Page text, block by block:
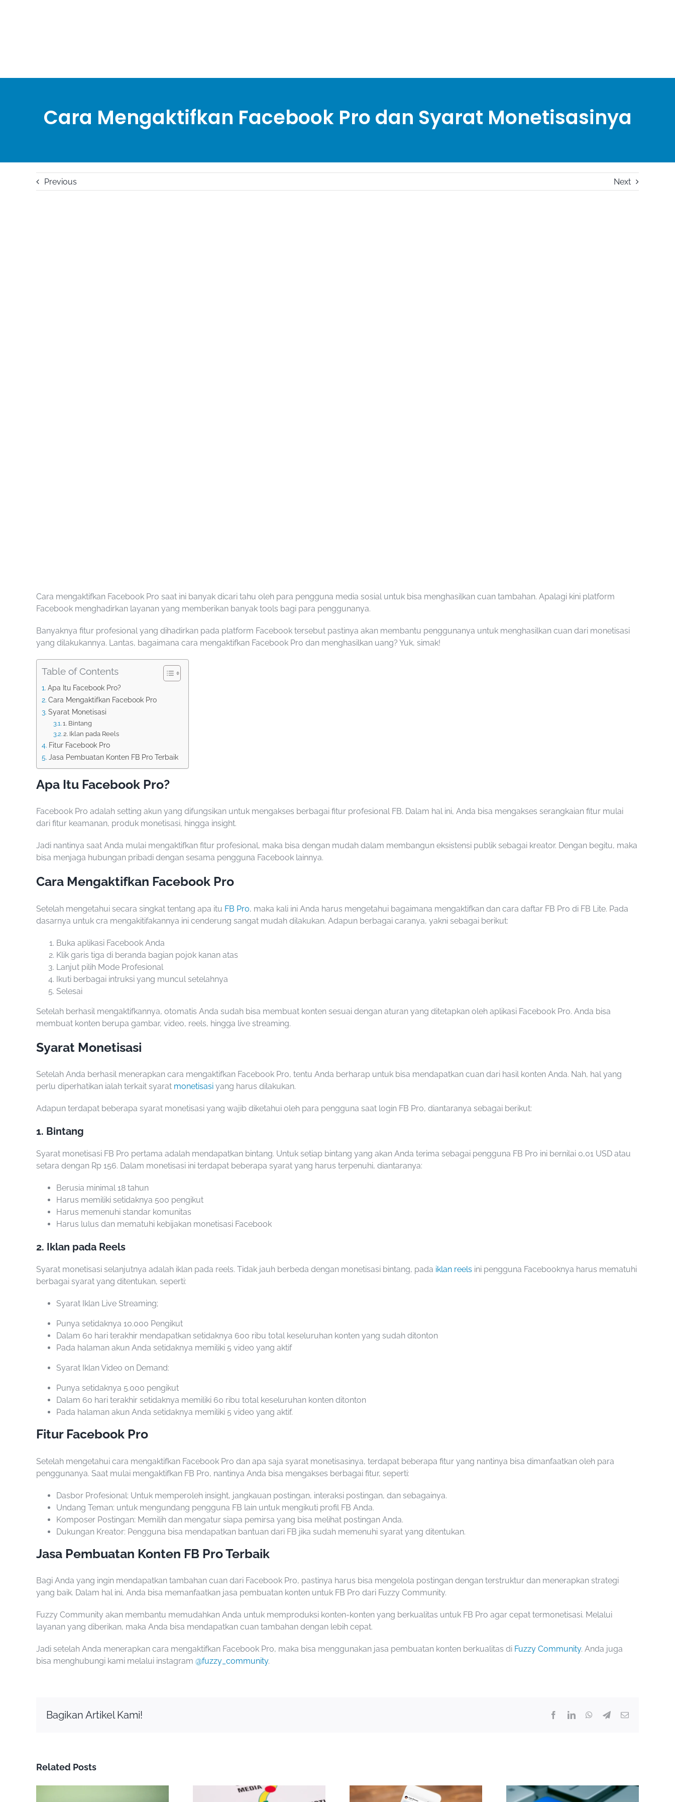
Cara Mengaktifkan Facebook Pro dan Syarat Monetisasinya
Previous Next
Cara mengaktifkan Facebook Pro saat ini banyak dicari tahu oleh para pengguna media sosial untuk bisa menghasilkan cuan tambahan. Apalagi kini platform
Facebook menghadirkan layanan yang memberikan banyak tools bagi para penggunanya.
Banyaknya fitur profesional yang dihadirkan pada platform Facebook tersebut pastinya akan membantu penggunanya untuk menghasilkan cuan dari monetisasi
yang dilakukannya. Lantas, bagaimana cara mengaktifkan Facebook Pro dan menghasilkan uang? Yuk, simak!
Table of Contents
Apa Itu Facebook Pro?
Cara Mengaktifkan Facebook Pro
Syarat Monetisasi
1. Bintang
2. Iklan pada Reels
Fitur Facebook Pro
Jasa Pembuatan Konten FB Pro Terbaik
Apa Itu Facebook Pro?
Facebook Pro adalah setting akun yang difungsikan untuk mengakses berbagai fitur profesional FB. Dalam hal ini, Anda bisa mengakses serangkaian fitur mulai
dari fitur keamanan, produk monetisasi, hingga insight.
Jadi nantinya saat Anda mulai mengaktifkan fitur profesional, maka bisa dengan mudah dalam membangun eksistensi publik sebagai kreator. Dengan begitu, maka
bisa menjaga hubungan pribadi dengan sesama pengguna Facebook lainnya.
Cara Mengaktifkan Facebook Pro
Setelah mengetahui secara singkat tentang apa itu FB Pro, maka kali ini Anda harus mengetahui bagaimana mengaktifkan dan cara daftar FB Pro di FB Lite. Pada
dasarnya untuk cra mengakitifakannya ini cenderung sangat mudah dilakukan. Adapun berbagai caranya, yakni sebagai berikut:
Buka aplikasi Facebook Anda
Klik garis tiga di beranda bagian pojok kanan atas
Lanjut pilih Mode Profesional
Ikuti berbagai intruksi yang muncul setelahnya
Selesai
Setelah berhasil mengaktifkannya, otomatis Anda sudah bisa membuat konten sesuai dengan aturan yang ditetapkan oleh aplikasi Facebook Pro. Anda bisa
membuat konten berupa gambar, video, reels, hingga live streaming.
Syarat Monetisasi
Setelah Anda berhasil menerapkan cara mengaktifkan Facebook Pro, tentu Anda berharap untuk bisa mendapatkan cuan dari hasil konten Anda. Nah, hal yang
perlu diperhatikan ialah terkait syarat monetisasi yang harus dilakukan.
Adapun terdapat beberapa syarat monetisasi yang wajib diketahui oleh para pengguna saat login FB Pro, diantaranya sebagai berikut:
1. Bintang
Syarat monetisasi FB Pro pertama adalah mendapatkan bintang. Untuk setiap bintang yang akan Anda terima sebagai pengguna FB Pro ini bernilai 0,01 USD atau
setara dengan Rp 156. Dalam monetisasi ini terdapat beberapa syarat yang harus terpenuhi, diantaranya:
Berusia minimal 18 tahun
Harus memiliki setidaknya 500 pengikut
Harus memenuhi standar komunitas
Harus lulus dan mematuhi kebijakan monetisasi Facebook
2. Iklan pada Reels
Syarat monetisasi selanjutnya adalah iklan pada reels. Tidak jauh berbeda dengan monetisasi bintang, pada iklan reels ini pengguna Facebooknya harus mematuhi
berbagai syarat yang ditentukan, seperti:
Syarat Iklan Live Streaming;
Punya setidaknya 10.000 Pengikut
Dalam 60 hari terakhir mendapatkan setidaknya 600 ribu total keseluruhan konten yang sudah ditonton
Pada halaman akun Anda setidaknya memiliki 5 video yang aktif
Syarat Iklan Video on Demand:
Punya setidaknya 5.000 pengikut
Dalam 60 hari terakhir setidaknya memiliki 60 ribu total keseluruhan konten ditonton
Pada halaman akun Anda setidaknya memiliki 5 video yang aktif.
Fitur Facebook Pro
Setelah mengetahui cara mengaktifkan Facebook Pro dan apa saja syarat monetisasinya, terdapat beberapa fitur yang nantinya bisa dimanfaatkan oleh para
penggunanya. Saat mulai mengaktifkan FB Pro, nantinya Anda bisa mengakses berbagai fitur, seperti:
Dasbor Profesional: Untuk memperoleh insight, jangkauan postingan, interaksi postingan, dan sebagainya.
Undang Teman: untuk mengundang pengguna FB lain untuk mengikuti profil FB Anda.
Komposer Postingan: Memilih dan mengatur siapa pemirsa yang bisa melihat postingan Anda.
Dukungan Kreator: Pengguna bisa mendapatkan bantuan dari FB jika sudah memenuhi syarat yang ditentukan.
Jasa Pembuatan Konten FB Pro Terbaik
Bagi Anda yang ingin mendapatkan tambahan cuan dari Facebook Pro, pastinya harus bisa mengelola postingan dengan terstruktur dan menerapkan strategi
yang baik. Dalam hal ini, Anda bisa memanfaatkan jasa pembuatan konten untuk FB Pro dari Fuzzy Community.
Fuzzy Community akan membantu memudahkan Anda untuk memproduksi konten-konten yang berkualitas untuk FB Pro agar cepat termonetisasi. Melalui
layanan yang diberikan, maka Anda bisa mendapatkan cuan tambahan dengan lebih cepat.
Jadi setelah Anda menerapkan cara mengaktifkan Facebook Pro, maka bisa menggunakan jasa pembuatan konten berkualitas di Fuzzy Community. Anda juga
bisa menghubungi kami melalui instagram @fuzzy_community.
Bagikan Artikel Kami! FacebookLinkedInWhatsApp
TelegramEmail
Related Posts